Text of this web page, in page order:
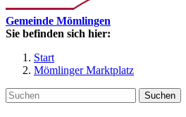
Gemeinde Mömlingen
Sie befinden sich hier:
Start
Mömlinger Marktplatz
Suchen